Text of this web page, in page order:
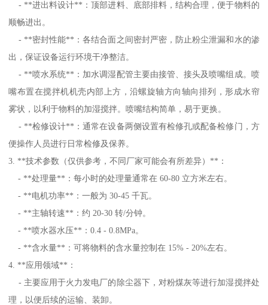
- **进出料设计**：顶部进料、底部排料，结构合理，便于物料的
顺畅进出。
- **密封性能**：各结合面之间密封严密，防止粉尘泄漏和水的渗
出，保证设备运行环境干净整洁。
- **喷水系统**：加水调湿配管主要由接管、接头及喷嘴组成。喷
嘴布置在搅拌机机壳内部上方，沿螺旋轴方向轴向排列，形成水帘
雾状，以利于物料的加湿搅拌。喷嘴结构简单，易于更换。
- **检修设计**：通常在设备两侧设置有检修孔或配备检修门，方
便操作人员进行日常检修及保养。
3. **技术参数（仅供参考，不同厂家可能会有所差异）**：
- **处理量**：每小时的处理量通常在 60-80 立方米左右。
- **电机功率**：一般为 30-45 千瓦。
- **主轴转速**：约 20-30 转/分钟。
- **喷水器水压**：0.4 - 0.8MPa。
- **含水量**：可将物料的含水量控制在 15% - 20%左右。
4. **应用领域**：
- 主要应用于火力发电厂的除尘器下，对粉煤灰等进行加湿搅拌处
理，以便后续的运输、装卸。